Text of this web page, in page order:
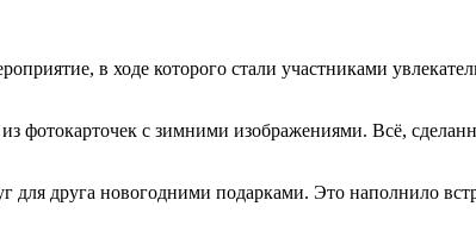
в ходе которого стали участниками
фотокарточек с зимними изображениями. Всё,
друга новогодними подарками. Это наполнило